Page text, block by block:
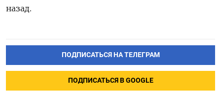
назад.
ПОДПИСАТЬСЯ НА ТЕЛЕГРАМ
ПОДПИСАТЬСЯ В GOOGLE